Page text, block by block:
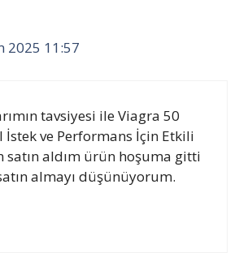
2025 11:57
tavsiyesi ile Viagra 50
İstek ve Performans İçin Etkili
satın aldım ürün hoşuma gitti
almayı düşünüyorum.